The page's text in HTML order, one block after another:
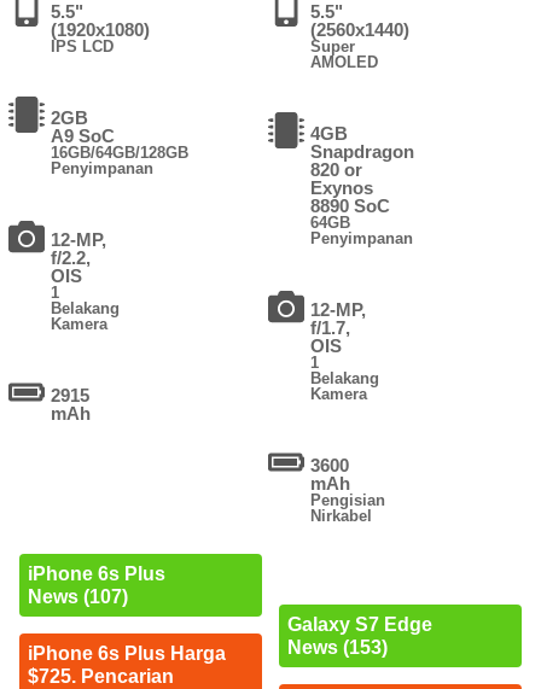
5.5"
(1920x1080)
IPS LCD
2GB
A9 SoC
16GB/64GB/128GB
Penyimpanan
12-MP,
f/2.2,
OIS
1
Belakang
Kamera
2915
mAh
iPhone 6s Plus
News (107)
iPhone 6s Plus Harga
$725. Pencarian
5.5"
(2560x1440)
Super
AMOLED
4GB
Snapdragon
820 or
Exynos
8890 SoC
64GB
Penyimpanan
12-MP,
f/1.7,
OIS
1
Belakang
Kamera
3600
mAh
Pengisian
Nirkabel
Galaxy S7 Edge
News (153)